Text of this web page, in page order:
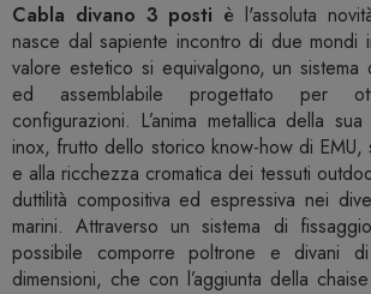
Cabla divano 3 posti è l'assoluta
nasce dal sapiente incontro di due mondi
valore estetico si equivalgono, un sistema
ed assemblabile progettato per
configurazioni. L’anima metallica della
inox, frutto dello storico know-how di EMU,
e alla ricchezza cromatica dei tessuti
duttilità compositiva ed espressiva nei
marini. Attraverso un sistema di
possibile comporre poltrone e divani
dimensioni, che con l’aggiunta della